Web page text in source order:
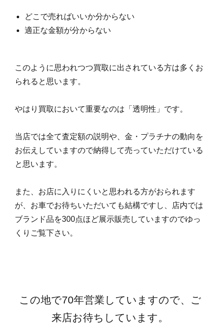
どこで売ればいいか分からない
適正な金額が分からない
このように思われつつ買取に出されている方は多くお
られると思います。
やはり買取において重要なのは「透明性」です。
当店では全て査定額の説明や、金・プラチナの動向を
お伝えしていますので納得して売っていただけている
と思います。
また、お店に入りにくいと思われる方がおられます
が、お車でお待ちいただいても結構ですし、店内では
ブランド品を300点ほど展示販売していますのでゆっ
くりご覧下さい。
この地で70年営業していますので、ご
来店お待ちしています。